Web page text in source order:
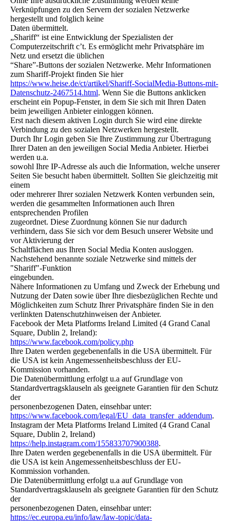
Verknüpfungen zu den Servern der sozialen Netzwerke
hergestellt und folglich keine
Daten übermittelt.
„Shariff“ ist eine Entwicklung der Spezialisten der
Computerzeitschrift c’t. Es ermöglicht mehr Privatsphäre im
Netz und ersetzt die üblichen
“Share”-Buttons der sozialen Netzwerke. Mehr Informationen
zum Shariff-Projekt finden Sie hier
https://www.heise.de/ct/artikel/Shariff-SocialMedia-Buttons-mit-
Datenschutz-2467514.html. Wenn Sie die Buttons anklicken
erscheint ein Popup-Fenster, in dem Sie sich mit Ihren Daten
beim jeweiligen Anbieter einloggen können.
Erst nach diesem aktiven Login durch Sie wird eine direkte
Verbindung zu den sozialen Netzwerken hergestellt.
Durch Ihr Login geben Sie Ihre Zustimmung zur Übertragung
Ihrer Daten an den jeweiligen Social Media Anbieter. Hierbei
werden u.a.
sowohl Ihre IP-Adresse als auch die Information, welche unserer
Seiten Sie besucht haben übermittelt. Sollten Sie gleichzeitig mit
einem
oder mehrerer Ihrer sozialen Netzwerk Konten verbunden sein,
werden die gesammelten Informationen auch Ihren
entsprechenden Profilen
zugeordnet. Diese Zuordnung können Sie nur dadurch
verhindern, dass Sie sich vor dem Besuch unserer Website und
vor Aktivierung der
Schaltflächen aus Ihren Social Media Konten ausloggen.
Nachstehend benannte soziale Netzwerke sind mittels der
"Shariff"-Funktion
eingebunden.
Nähere Informationen zu Umfang und Zweck der Erhebung und
Nutzung der Daten sowie über Ihre diesbezüglichen Rechte und
Möglichkeiten zum Schutz Ihrer Privatsphäre finden Sie in den
verlinkten Datenschutzhinweisen der Anbieter.
Facebook der Meta Platforms Ireland Limited (4 Grand Canal
Square, Dublin 2, Ireland):
https://www.facebook.com/policy.php
Ihre Daten werden gegebenenfalls in die USA übermittelt. Für
die USA ist kein Angemessenheitsbeschluss der EU-
Kommission vorhanden.
Die Datenübermittlung erfolgt u.a auf Grundlage von
Standardvertragsklauseln als geeignete Garantien für den Schutz
der
personenbezogenen Daten, einsehbar unter:
https://www.facebook.com/legal/EU_data_transfer_addendum.
Instagram der Meta Platforms Ireland Limited (4 Grand Canal
Square, Dublin 2, Ireland)
https://help.instagram.com/155833707900388.
Ihre Daten werden gegebenenfalls in die USA übermittelt. Für
die USA ist kein Angemessenheitsbeschluss der EU-
Kommission vorhanden.
Die Datenübermittlung erfolgt u.a auf Grundlage von
Standardvertragsklauseln als geeignete Garantien für den Schutz
der
personenbezogenen Daten, einsehbar unter:
https://ec.europa.eu/info/law/law-topic/data-